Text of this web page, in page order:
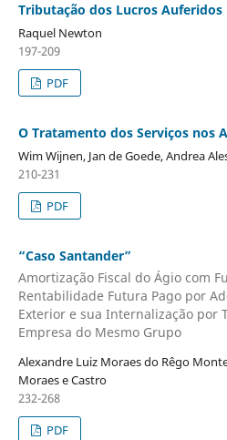
Tributação dos Lucros
Raquel Newton
197-209
PDF
O Tratamento dos Serviços nos
Wim Wijnen, Jan de Goede, Andrea
210-231
PDF
“Caso Santander”
Amortização Fiscal do Ágio com
Rentabilidade Futura Pago por
Exterior e sua Internalização por
Empresa do Mesmo Grupo
Alexandre Luiz Moraes do Rêgo
Moraes e Castro
232-268
PDF